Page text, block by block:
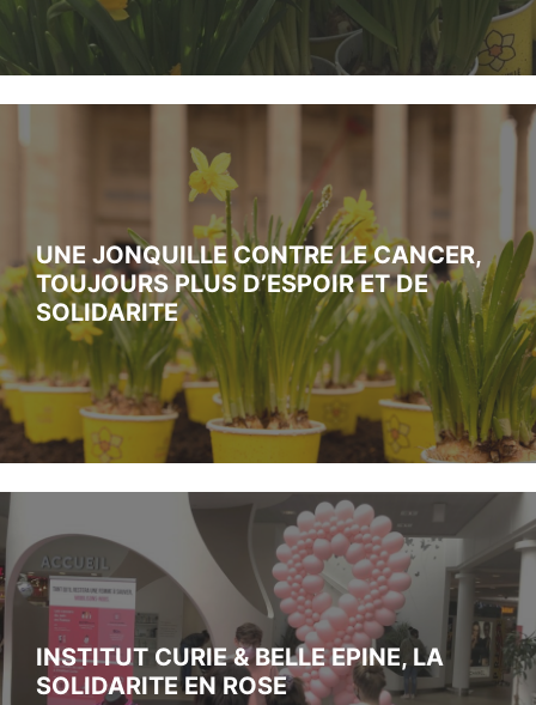
UNE JONQUILLE CONTRE LE CANCER,
TOUJOURS PLUS D’ESPOIR ET DE
SOLIDARITE
INSTITUT CURIE & BELLE EPINE, LA
SOLIDARITE EN ROSE